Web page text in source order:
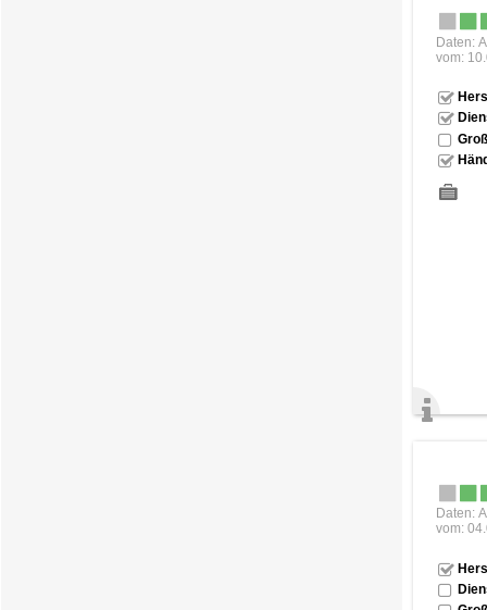
Daten:
vom:
Daten:
vom: